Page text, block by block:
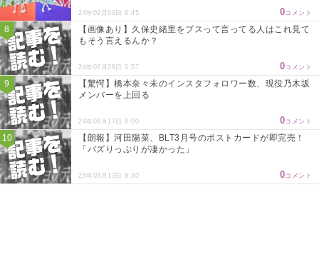
24年02月09日 6:45 0コメント
【画像あり】久保史緒里をブスって言ってる人はこれ見て
もそう言えるんか？
24年07月28日 5:57 0コメント
【驚愕】橋本奈々未のインスタフォロワー数、現役乃木坂
メンバーを上回る
24年09月17日 8:00 0コメント
【朗報】河田陽菜、BLT3月号のポストカードが即完売！
「バズりっぷりが凄かった」
25年03月13日 8:30 0コメント